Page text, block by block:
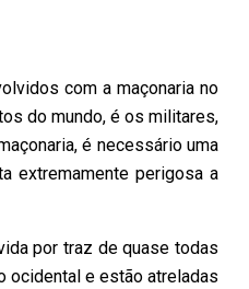
com a maçonaria no
do mundo, é os militares,
é necessário uma
extremamente perigosa a
por traz de quase todas
ocidental e estão atreladas